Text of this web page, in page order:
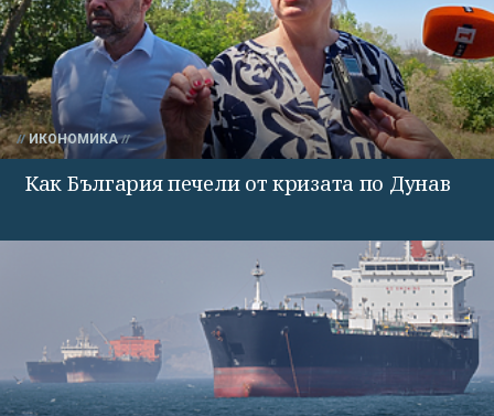
ИКОНОМИКА
Как България печели от кризата по Дунав